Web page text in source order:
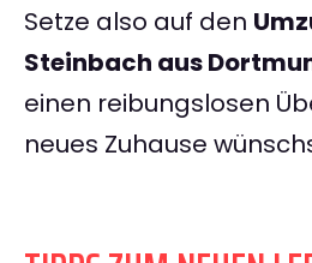
Setze also auf den
Steinbach aus
einen reibungslosen
neues Zuhause